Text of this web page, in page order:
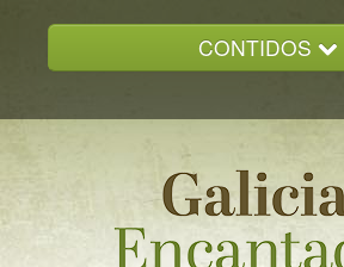
CONTIDOS
GALICIA ENCANTADA
DOCUMENTACION
NOVAS